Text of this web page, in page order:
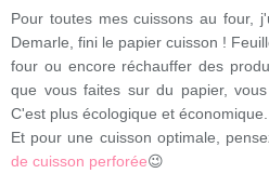
Pour toutes mes cuissons au four,
Demarle, fini le papier cuisson !
four ou encore réchauffer des
que vous faites sur du papier,
C'est plus écologique et économique.
Et pour une cuisson optimale,
de cuisson perforée😉